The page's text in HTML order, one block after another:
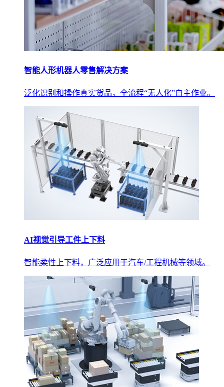
智能人形机器人零售解决方案
泛化识别和操作真实货品，全流程“无人化”自主作业。
AI视觉引导工件上下料
智能柔性上下料，广泛应用于汽车/工程机械等领域。